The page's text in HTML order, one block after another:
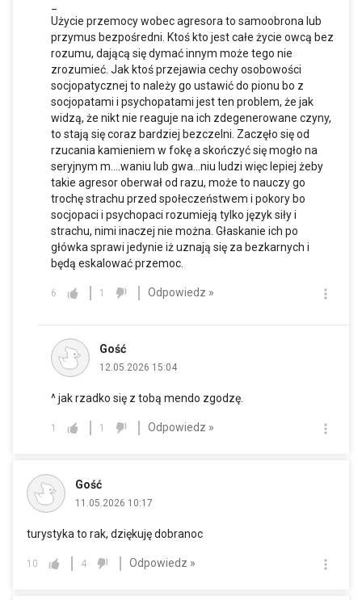
Użycie przemocy wobec agresora to samoobrona lub
przymus bezpośredni. Ktoś kto jest całe życie owcą bez
rozumu, dającą się dymać innym może tego nie
zrozumieć. Jak ktoś przejawia cechy osobowości
socjopatycznej to należy go ustawić do pionu bo z
socjopatami i psychopatami jest ten problem, że jak
widzą, że nikt nie reaguje na ich zdegenerowane czyny,
to stają się coraz bardziej bezczelni. Zaczęło się od
rzucania kamieniem w fokę a skończyć się mogło na
seryjnym m....waniu lub gwa...niu ludzi więc lepiej żeby
takie agresor oberwał od razu, może to nauczy go
trochę strachu przed społeczeństwem i pokory bo
socjopaci i psychopaci rozumieją tylko język siły i
strachu, nimi inaczej nie można. Głaskanie ich po
główka sprawi jedynie iż uznają się za bezkarnych i
będą eskalować przemoc.
6 1 Odpowiedz »
Gość
12.05.2026 15:04
^ jak rzadko się z tobą mendo zgodzę.
1 1 Odpowiedz »
Gość
11.05.2026 10:17
turystyka to rak, dziękuję dobranoc
10 4 Odpowiedz »